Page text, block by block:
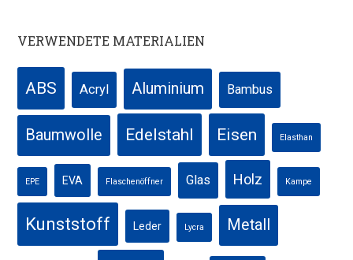
VERWENDETE MATERIALIEN
ABS Acryl Aluminium Bambus
Baumwolle Edelstahl Eisen Elasthan
EPE EVA Flaschenöffner Glas Holz Kampe
Kunststoff Leder Lycra Metall